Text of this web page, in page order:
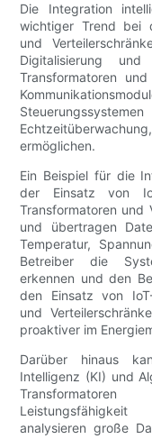
Die Integration
wichtiger Trend bei
und
Digitalisierung
Transformatoren
ermöglichen.
Ein Beispiel für die
der Einsatz von
Transformatoren und
und übertragen
Temperatur,
Betreiber die
erkennen und den
den Einsatz von
und
proaktiver im
Darüber hinaus
Intelligenz (KI) und
analysieren große